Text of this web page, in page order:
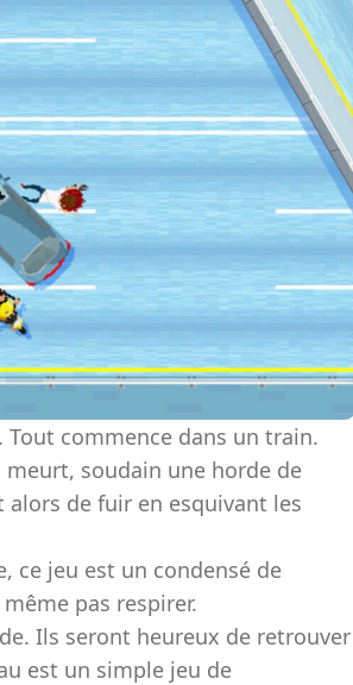
commence dans un train.
meurt, soudain une horde de
alors de fuir en esquivant les
ce jeu est un condensé de
pas respirer.
Ils seront heureux de retrouver
est un simple jeu de